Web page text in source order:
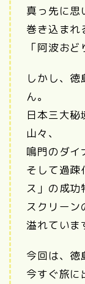
真っ先に思
巻き込まれ
「阿波お
しかし、
ん。
日本三大秘
山々、
鳴門のダイ
そして過疎
ス」の成功
スクリーン
溢れていま
今回は、徳
今すぐ旅に